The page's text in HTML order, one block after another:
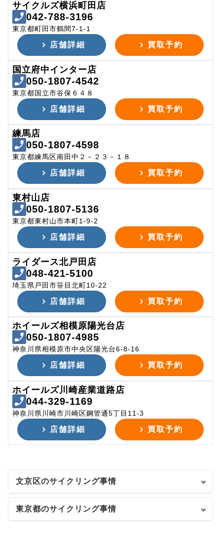
サイクルズ横浜町田店
042-788-3196
東京都町田市鶴間7-1-1
店舗詳細 買取予約
国立府中インター店
050-1807-4542
東京都国立市谷保６４８
店舗詳細 買取予約
練馬店
050-1807-4598
東京都練馬区南田中２－２３－１８
店舗詳細 買取予約
東村山店
050-1807-5136
東京都東村山市本町1-9-2
店舗詳細 買取予約
ライダース北戸田店
048-421-5100
埼玉県戸田市笹目北町10-22
店舗詳細 買取予約
ホイールズ相模原陽光台店
050-1807-4985
神奈川県相模原市中央区陽光台6-8-16
店舗詳細 買取予約
ホイールズ川崎産業道路店
044-329-1169
神奈川県川崎市川崎区鋼管通5丁目11-3
店舗詳細 買取予約
文京区のサイクリング事情
東京都のサイクリング事情